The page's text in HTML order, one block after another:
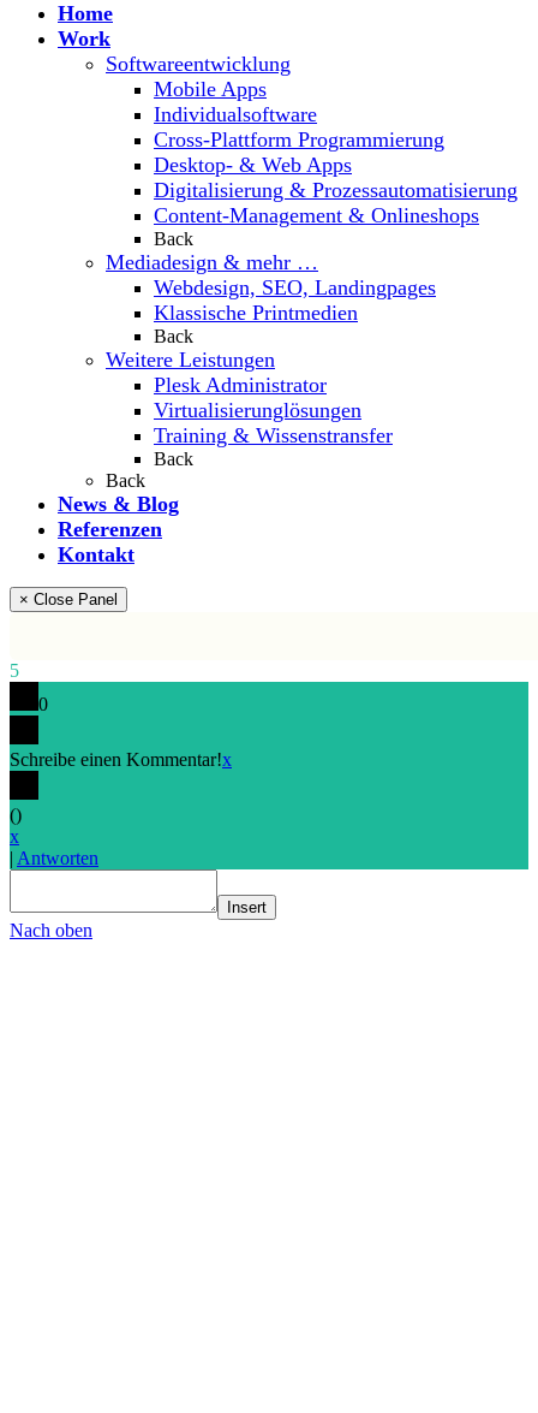
Home
Work
Softwareentwicklung
Mobile Apps
Individualsoftware
Cross-Plattform Programmierung
Desktop- & Web Apps
Digitalisierung & Prozessautomatisierung
Content-Management & Onlineshops
Back
Mediadesign & mehr …
Webdesign, SEO, Landingpages
Klassische Printmedien
Back
Weitere Leistungen
Plesk Administrator
Virtualisierunglösungen
Training & Wissenstransfer
Back
Back
News & Blog
Referenzen
Kontakt
× Close Panel
5
0
Schreibe einen Kommentar!x
()
x
| Antworten
Insert
Nach oben